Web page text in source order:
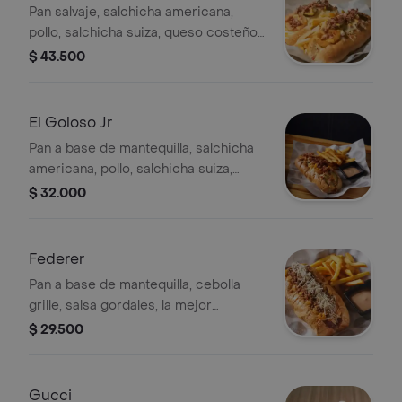
Pan salvaje, salchicha americana,
pollo, salchicha suiza, queso costeño,
chongo, salsa Gordales, salsa BBQ,
Todos los perros, excepto el Nike,
papas a la francesa.
$ 43.500
El Goloso Jr
Pan a base de mantequilla, salchicha
americana, pollo, salchicha suiza,
queso costeño, chongo, salsa
tocineta y salsa ahumada. Todos los
acompañados de porción de papas a
la francesa
$ 32.000
Federer
Pan a base de mantequilla, cebolla
grille, salsa gordales, la mejor
salchicha Suiza ZENU, salsa Ahumada,
coronado con queso parmesano, una
$ 29.500
Gucci